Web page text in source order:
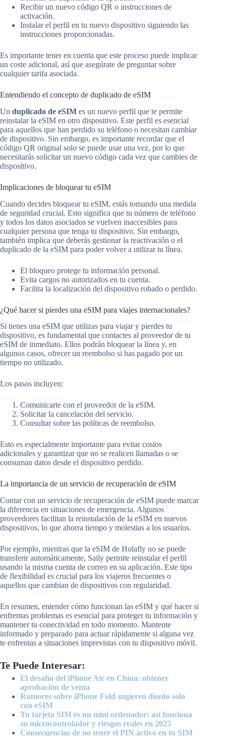
Recibir un nuevo código QR o instrucciones de
activación.
Instalar el perfil en tu nuevo dispositivo siguiendo las
instrucciones proporcionadas.
Es importante tener en cuenta que este proceso puede implicar
un coste adicional, así que asegúrate de preguntar sobre
cualquier tarifa asociada.
Entendiendo el concepto de duplicado de eSIM
Un duplicado de eSIM es un nuevo perfil que te permite
reinstalar la eSIM en otro dispositivo. Este perfil es esencial
para aquellos que han perdido su teléfono o necesitan cambiar
de dispositivo. Sin embargo, es importante recordar que el
código QR original solo se puede usar una vez, por lo que
necesitarás solicitar un nuevo código cada vez que cambies de
dispositivo.
Implicaciones de bloquear tu eSIM
Cuando decides bloquear tu eSIM, estás tomando una medida
de seguridad crucial. Esto significa que tu número de teléfono
y todos los datos asociados se vuelven inaccesibles para
cualquier persona que tenga tu dispositivo. Sin embargo,
también implica que deberás gestionar la reactivación o el
duplicado de la eSIM para poder volver a utilizar tu línea.
El bloqueo protege tu información personal.
Evita cargos no autorizados en tu cuenta.
Facilita la localización del dispositivo robado o perdido.
¿Qué hacer si pierdes una eSIM para viajes internacionales?
Si tienes una eSIM que utilizas para viajar y pierdes tu
dispositivo, es fundamental que contactes al proveedor de tu
eSIM de inmediato. Ellos podrán bloquear la línea y, en
algunos casos, ofrecer un reembolso si has pagado por un
tiempo no utilizado.
Los pasos incluyen:
Comunicarte con el proveedor de la eSIM.
Solicitar la cancelación del servicio.
Consultar sobre las políticas de reembolso.
Esto es especialmente importante para evitar costos
adicionales y garantizar que no se realicen llamadas o se
consuman datos desde el dispositivo perdido.
La importancia de un servicio de recuperación de eSIM
Contar con un servicio de recuperación de eSIM puede marcar
la diferencia en situaciones de emergencia. Algunos
proveedores facilitan la reinstalación de la eSIM en nuevos
dispositivos, lo que ahorra tiempo y molestias a los usuarios.
Por ejemplo, mientras que la eSIM de Holafly no se puede
transferir automáticamente, Saily permite reinstalar el perfil
usando la misma cuenta de correo en su aplicación. Este tipo
de flexibilidad es crucial para los viajeros frecuentes o
aquellos que cambian de dispositivos con regularidad.
En resumen, entender cómo funcionan las eSIM y qué hacer si
enfrentas problemas es esencial para proteger tu información y
mantener tu conectividad en todo momento. Mantente
informado y preparado para actuar rápidamente si alguna vez
te enfrentas a situaciones imprevistas con tu dispositivo móvil.
Te Puede Interesar:
El desafío del iPhone Air en China: obtener
aprobación de venta
Rumores sobre iPhone Fold sugieren diseño solo
con eSIM
Tu tarjeta SIM es un mini ordenador: así funciona
su microcontrolador y riesgos reales en 2025
Consecuencias de no tener el PIN activo en tu SIM